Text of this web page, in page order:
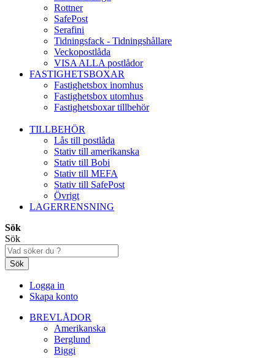
Rottner
SafePost
Serafini
Tidningsfack - Tidningshållare
Veckopostlåda
VISA ALLA postlådor
FASTIGHETSBOXAR
Fastighetsbox inomhus
Fastighetsbox utomhus
Fastighetsboxar tillbehör
TILLBEHÖR
Lås till postlåda
Stativ till amerikanska
Stativ till Bobi
Stativ till MEFA
Stativ till SafePost
Övrigt
LAGERRENSNING
Sök
Sök
Sök
Logga in
Skapa konto
BREVLÅDOR
Amerikanska
Berglund
Biggi